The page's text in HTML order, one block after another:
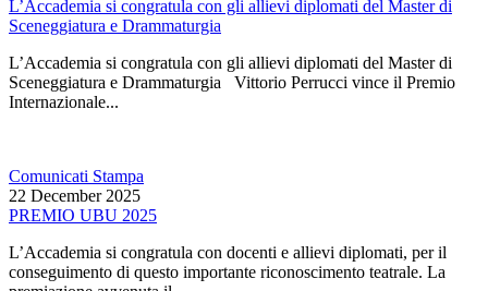
L’Accademia si congratula con gli allievi diplomati del Master di
Sceneggiatura e Drammaturgia
L’Accademia si congratula con gli allievi diplomati del Master di
Sceneggiatura e Drammaturgia Vittorio Perrucci vince il Premio
Internazionale...
Comunicati Stampa
22 December 2025
PREMIO UBU 2025
L’Accademia si congratula con docenti e allievi diplomati, per il
conseguimento di questo importante riconoscimento teatrale. La